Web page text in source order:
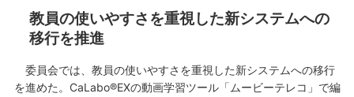
教員の使いやすさを重視した新システムへの
移行を推進
委員会では、教員の使いやすさを重視した新システムへの移行
を進めた。CaLabo®EXの動画学習ツール「ムービーテレコ」で編